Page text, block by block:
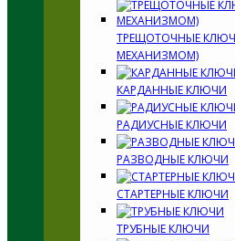
ТРЕЩОТОЧНЫЕ
МЕХАНИЗМОМ)
КАРДАННЫЕ КЛЮЧИ
РАДИУСНЫЕ КЛЮЧИ
РАЗВОДНЫЕ КЛЮЧИ
СТАРТЕРНЫЕ КЛЮЧИ
ТРУБНЫЕ КЛЮЧИ